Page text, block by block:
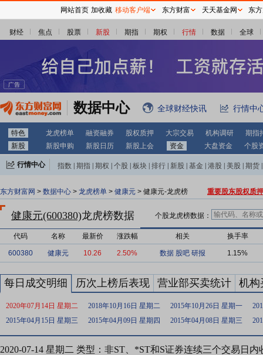
财经 焦点 股票 新股 期指 期权 行情 数据 全球
数据中心 全球财经快讯 行情中
特色 龙虎榜单 融资融券 股权质押 大宗交易 机构调研
期指
新股
新股申购 新股日历 新股上会 资金 大盘资金 个股
行情中心 指数 期指 期权 个股 板块 排行 新股 基金 港股 美股 期货
东方财富网 > 数据中心 > 龙虎榜单 > 健康元 > 健康元-龙虎榜 重要股东股权质
健康元(600380)龙虎榜数据 个股龙虎榜数据：
代码 名称 最新价 涨跌幅 相关 换手率
600380 健康元 10.26 2.50% 数据 股吧 研报 1.15%
每日成交明细 历次上榜后表现 营业部买卖统计 机构
2020年07月14日 星期二 2018年10月16日 星期二 2015年10月26日 星期一
2015年04月15日 星期三
2015年04月09日 星期四 2015年04月08日 星期三
2020-07-14 星期二 类型：非ST、*ST和S证券连续三个交易日
网站首页 加收藏 移动客户端 东方财富 天天基金网 东